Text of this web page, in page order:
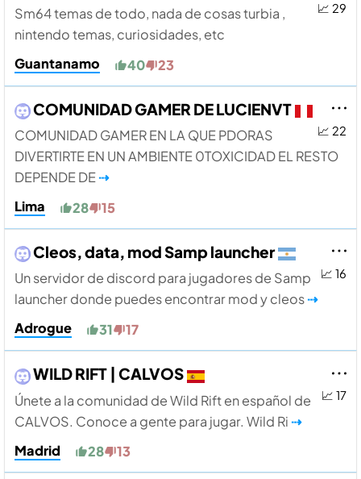
📈 29
Sm64 temas de todo, nada de cosas turbia ,
nintendo temas, curiosidades, etc
Guantanamo
40 23
📈 22
COMUNIDAD GAMER DE LUCIENVT
COMUNIDAD GAMER EN LA QUE PDORAS
DIVERTIRTE EN UN AMBIENTE 0TOXICIDAD EL RESTO
DEPENDE DE⇢
Lima
28 15
📈 16
Cleos, data, mod Samp launcher
Un servidor de discord para jugadores de Samp
launcher donde puedes encontrar mod y cleos⇢
Adrogue
31 17
📈 17
WILD RIFT | CALVOS
Únete a la comunidad de Wild Rift en español de
CALVOS. Conoce a gente para jugar. Wild Ri ⇢
Madrid
28 13